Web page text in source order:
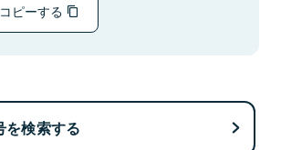
ピーする
を検索する